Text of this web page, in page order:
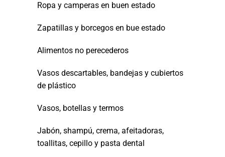
Ropa y camperas en buen estado
Zapatillas y borcegos en bue estado
Alimentos no perecederos
Vasos descartables, bandejas y cubiertos
de plástico
Vasos, botellas y termos
Jabón, shampú, crema, afeitadoras,
toallitas, cepillo y pasta dental